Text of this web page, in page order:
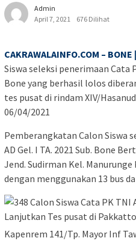
Admin
April 7, 2021
676 Dilihat
CAKRAWALAINFO.COM – BONE |
Siswa seleksi penerimaan Cata
Bone yang berhasil lolos
tes pusat di rindam XIV/
06/04/2021
Pemberangkatan Calon Siswa
AD Gel. I TA. 2021 Sub. Bone
Jend. Sudirman Kel.
dengan menggunakan 13 bus
Kapenrem 141/Tp. Mayor Inf